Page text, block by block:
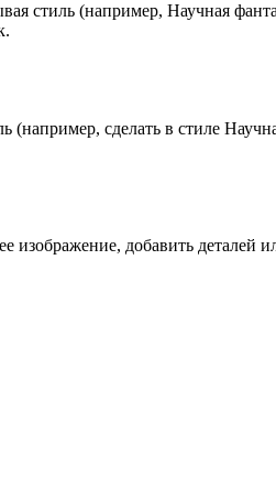
стиль (например, Научная
сделать в стиле
добавить деталей